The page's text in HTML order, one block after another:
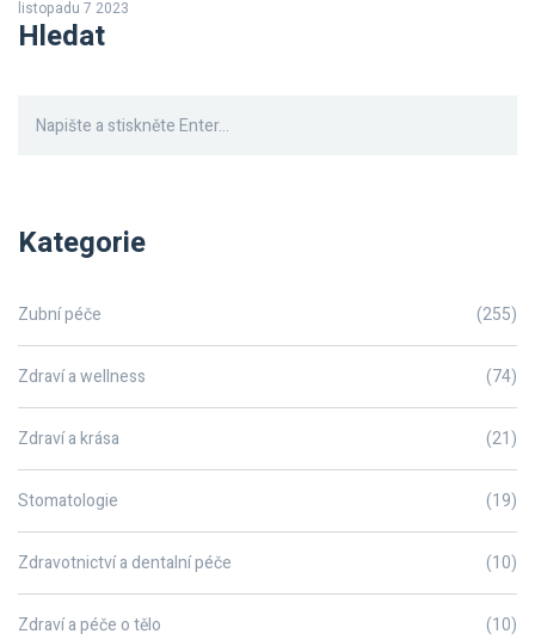
pomůže lépe porozumět této otázce a zacházet se svou ústní
hygienou správným způsobem.
listopadu 7 2023
Hledat
Kategorie
Zubní péče (255)
Zdraví a wellness (74)
Zdraví a krása (21)
Stomatologie (19)
Zdravotnictví a dentalní péče (10)
Zdraví a péče o tělo (10)